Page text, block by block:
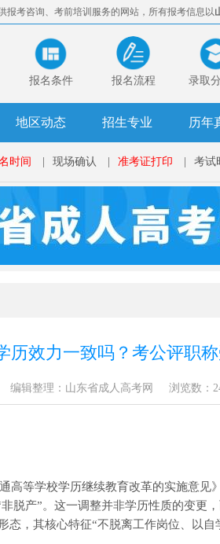
报考咨询、考前培训服务的网站，所有报考信息以
报名条件 报名流程 录取
地区动态 招生专业 历年
时间 现场确认 准考证打印 考试
历效力一致吗？考公评职称
编辑整理：山东省成人高考网 浏览数：
等学校学历继续教育改革的实施意见》
脱产”。这一调整并非学历性质的变更
，其核心特征“不脱离工作岗位、以自